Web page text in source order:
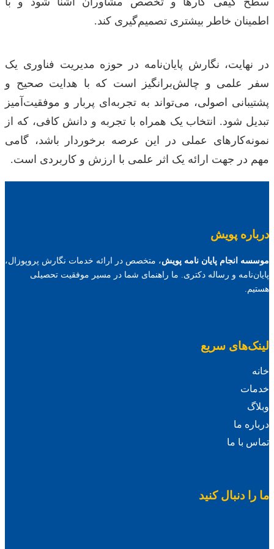
اطمینان خاطر بیشتری تصمیم‌گیری کند.
در نهایت، نگارش پایان‌نامه در حوزه مدیریت فناوری یک
سفر علمی و چالش‌برانگیز است که با هدایت صحیح و
پشتیبانی اصولی، می‌تواند به تجربه‌ای پربار و موفقیت‌آمیز
تبدیل شود. انتخاب یک همراه با تجربه و دانش کافی، که از
نمونه‌کارهای عملی در این عرصه برخوردار باشد، گامی
مهم در جهت ارائه یک اثر علمی با ارزش و کاربردی است.
درباره پویش
موسسه انجام پایان نامه پویش، متخصص در ارائه خدمات نگارش پروپوزال،
پایان‌نامه و رساله دکتری. ما راهنمای شما در مسیر موفقیت تحصیلی
هستیم.
لینک‌های سریع
خانه
خدمات
وبلاگ
درباره ما
تماس با ما
ما را دنبال کنید